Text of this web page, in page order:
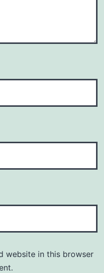
website in this browser